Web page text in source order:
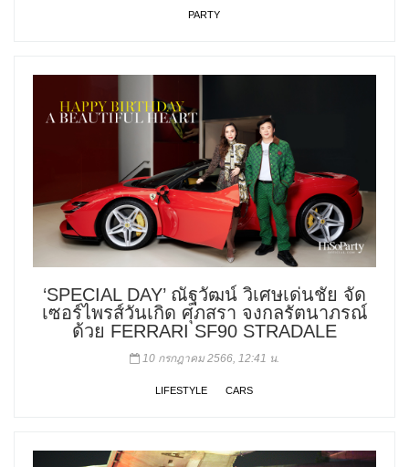
PARTY
‘SPECIAL DAY’ ณัฐวัฒน์ วิเศษเด่นชัย จัด
เซอร์ไพรส์วันเกิด ศุภสรา จงกลรัตนาภรณ์
ด้วย FERRARI SF90 STRADALE
10 กรกฎาคม 2566, 12:41 น.
LIFESTYLE CARS